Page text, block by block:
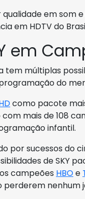
em som
em HDTV do
em
tem múltiplas
do
como pacote
mais de 108
infantil.
por sucessos do
de SKY
campeões HBOe
perderem nenhum